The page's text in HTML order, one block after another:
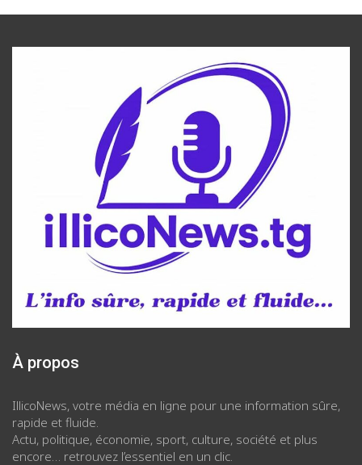
À propos
IllicoNews, votre média en ligne pour une information sûre,
rapide et fluide.
Actu, politique, économie, sport, culture, société et plus
encore… retrouvez l’essentiel en un clic.